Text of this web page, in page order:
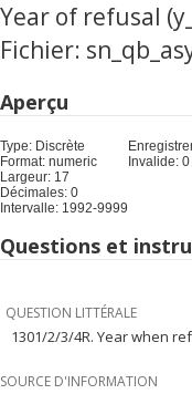
Year of refusal
Fichier:
Aperçu
Type: Discrète
Format: numeric
Largeur: 17
Décimales: 0
Intervalle: 1992-9999
Invalide: 0
Questions et
QUESTION LITTÉRALE
1301/2/3/4R. Year when
SOURCE D'INFORMATION